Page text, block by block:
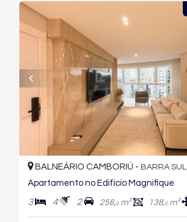
BALNEÁRIO CAMBORIÚ - BARRA SUL
Apartamento no Edifício Magnifique
3 4 2 256,0m² 138,0m²